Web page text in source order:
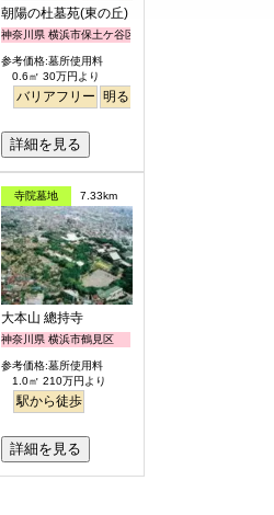
朝陽の杜墓苑(東の丘)
神奈川県 横浜市保土ケ谷区
参考価格:墓所使用料
0.6㎡ 30万円より
バリアフリー 明るい
詳細を見る
寺院墓地 7.33km
大本山 總持寺
神奈川県 横浜市鶴見区
参考価格:墓所使用料
1.0㎡ 210万円より
駅から徒歩
詳細を見る